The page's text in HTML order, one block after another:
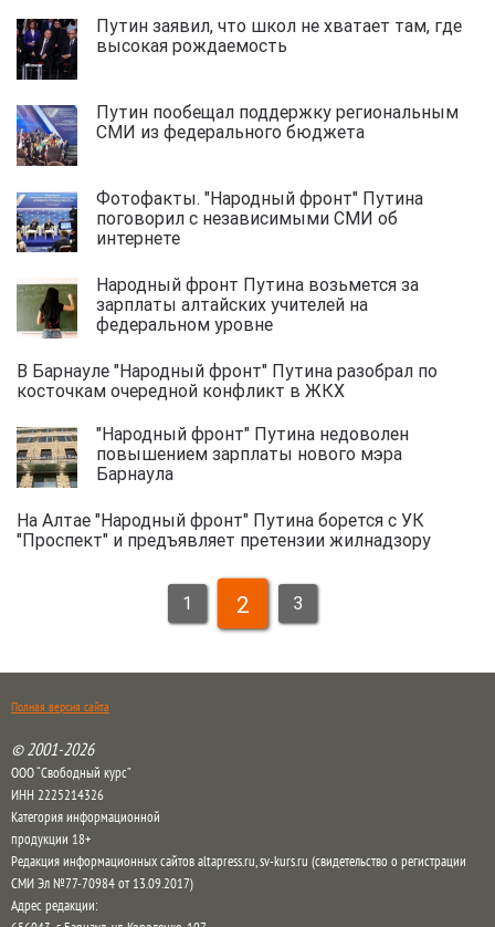
Путин заявил, что школ не хватает там, где
высокая рождаемость
Путин пообещал поддержку региональным
СМИ из федерального бюджета
Фотофакты. "Народный фронт" Путина
поговорил с независимыми СМИ об
интернете
Народный фронт Путина возьмется за
зарплаты алтайских учителей на
федеральном уровне
В Барнауле "Народный фронт" Путина разобрал по
косточкам очередной конфликт в ЖКХ
"Народный фронт" Путина недоволен
повышением зарплаты нового мэра
Барнаула
На Алтае "Народный фронт" Путина борется с УК
"Проспект" и предъявляет претензии жилнадзору
1 2 3
Полная версия сайта
© 2001-2026
ООО “Свободный курс”
ИНН 2225214326
Категория информационной
продукции 18+
Редакция информационных сайтов altapress.ru, sv-kurs.ru (свидетельство о регистрации
СМИ Эл №77-70984 от 13.09.2017)
Адрес редакции: